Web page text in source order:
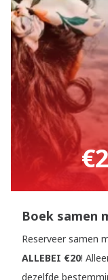
Boek samen
Reserveer samen
ALLEBEI €20!
dezelfde